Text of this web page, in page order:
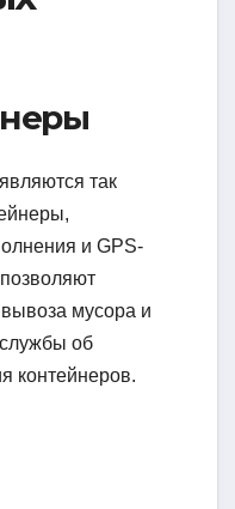
так
и GPS-
мусора и
об
контейнеров.